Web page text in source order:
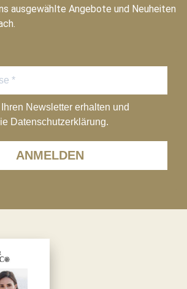
ausgewählte Angebote und Neuheiten
ANMELDEN
Ihren Newsletter erhalten und
Datenschutzerklärung.